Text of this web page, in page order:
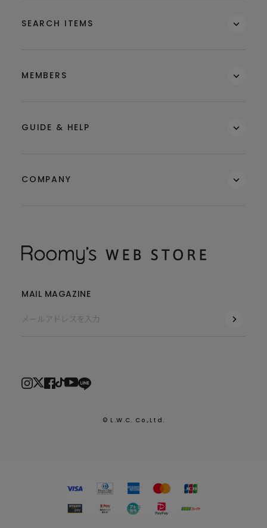
SEARCH ITEMS
MEMBERS
GUIDE & HELP
COMPANY
MAIL MAGAZINE
© L.W.C. Co.,Ltd.